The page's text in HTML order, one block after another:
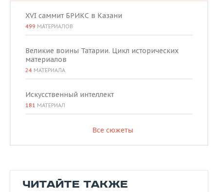
XVI саммит БРИКС в Казани
499 МАТЕРИАЛОВ
Великие воины Татарии. Цикл исторических
материалов
24 МАТЕРИАЛА
Искусственный интеллект
181 МАТЕРИАЛ
Все сюжеты
ЧИТАЙТЕ ТАКЖЕ